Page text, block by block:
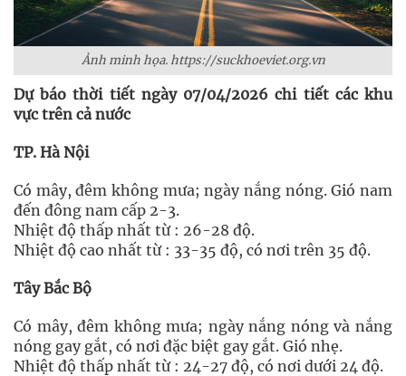
Ảnh minh họa. https://suckhoeviet.org.vn
Dự báo thời tiết ngày 07/04/2026 chi tiết các khu
vực trên cả nước
TP. Hà Nội
Có mây, đêm không mưa; ngày nắng nóng. Gió nam
đến đông nam cấp 2-3.
Nhiệt độ thấp nhất từ : 26-28 độ.
Nhiệt độ cao nhất từ : 33-35 độ, có nơi trên 35 độ.
Tây Bắc Bộ
Có mây, đêm không mưa; ngày nắng nóng và nắng
nóng gay gắt, có nơi đặc biệt gay gắt. Gió nhẹ.
Nhiệt độ thấp nhất từ : 24-27 độ, có nơi dưới 24 độ.